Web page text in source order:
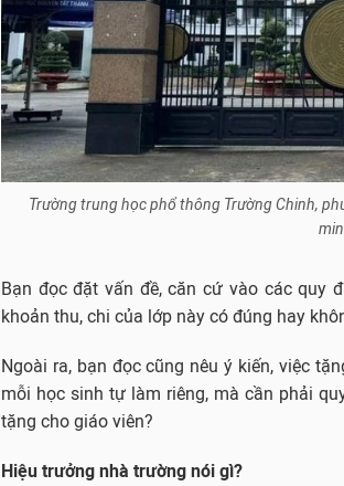
Trường trung học phổ thông Trường Chinh,
Bạn đọc đặt vấn đề, căn cứ vào các quy
khoản thu, chi của lớp này có đúng hay
Ngoài ra, bạn đọc cũng nêu ý kiến, việc
mỗi học sinh tự làm riêng, mà cần phải
tặng cho giáo viên?
Hiệu trưởng nhà trường nói gì?